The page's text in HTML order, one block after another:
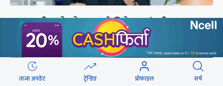
प्रधानमन्त्री बालेनले ल्याएको विधेयक संसदीय
समितिबाट जस्ताको तस्तै सदर
ताजा अपडेट ट्रेन्डिङ प्रोफाइल सर्च